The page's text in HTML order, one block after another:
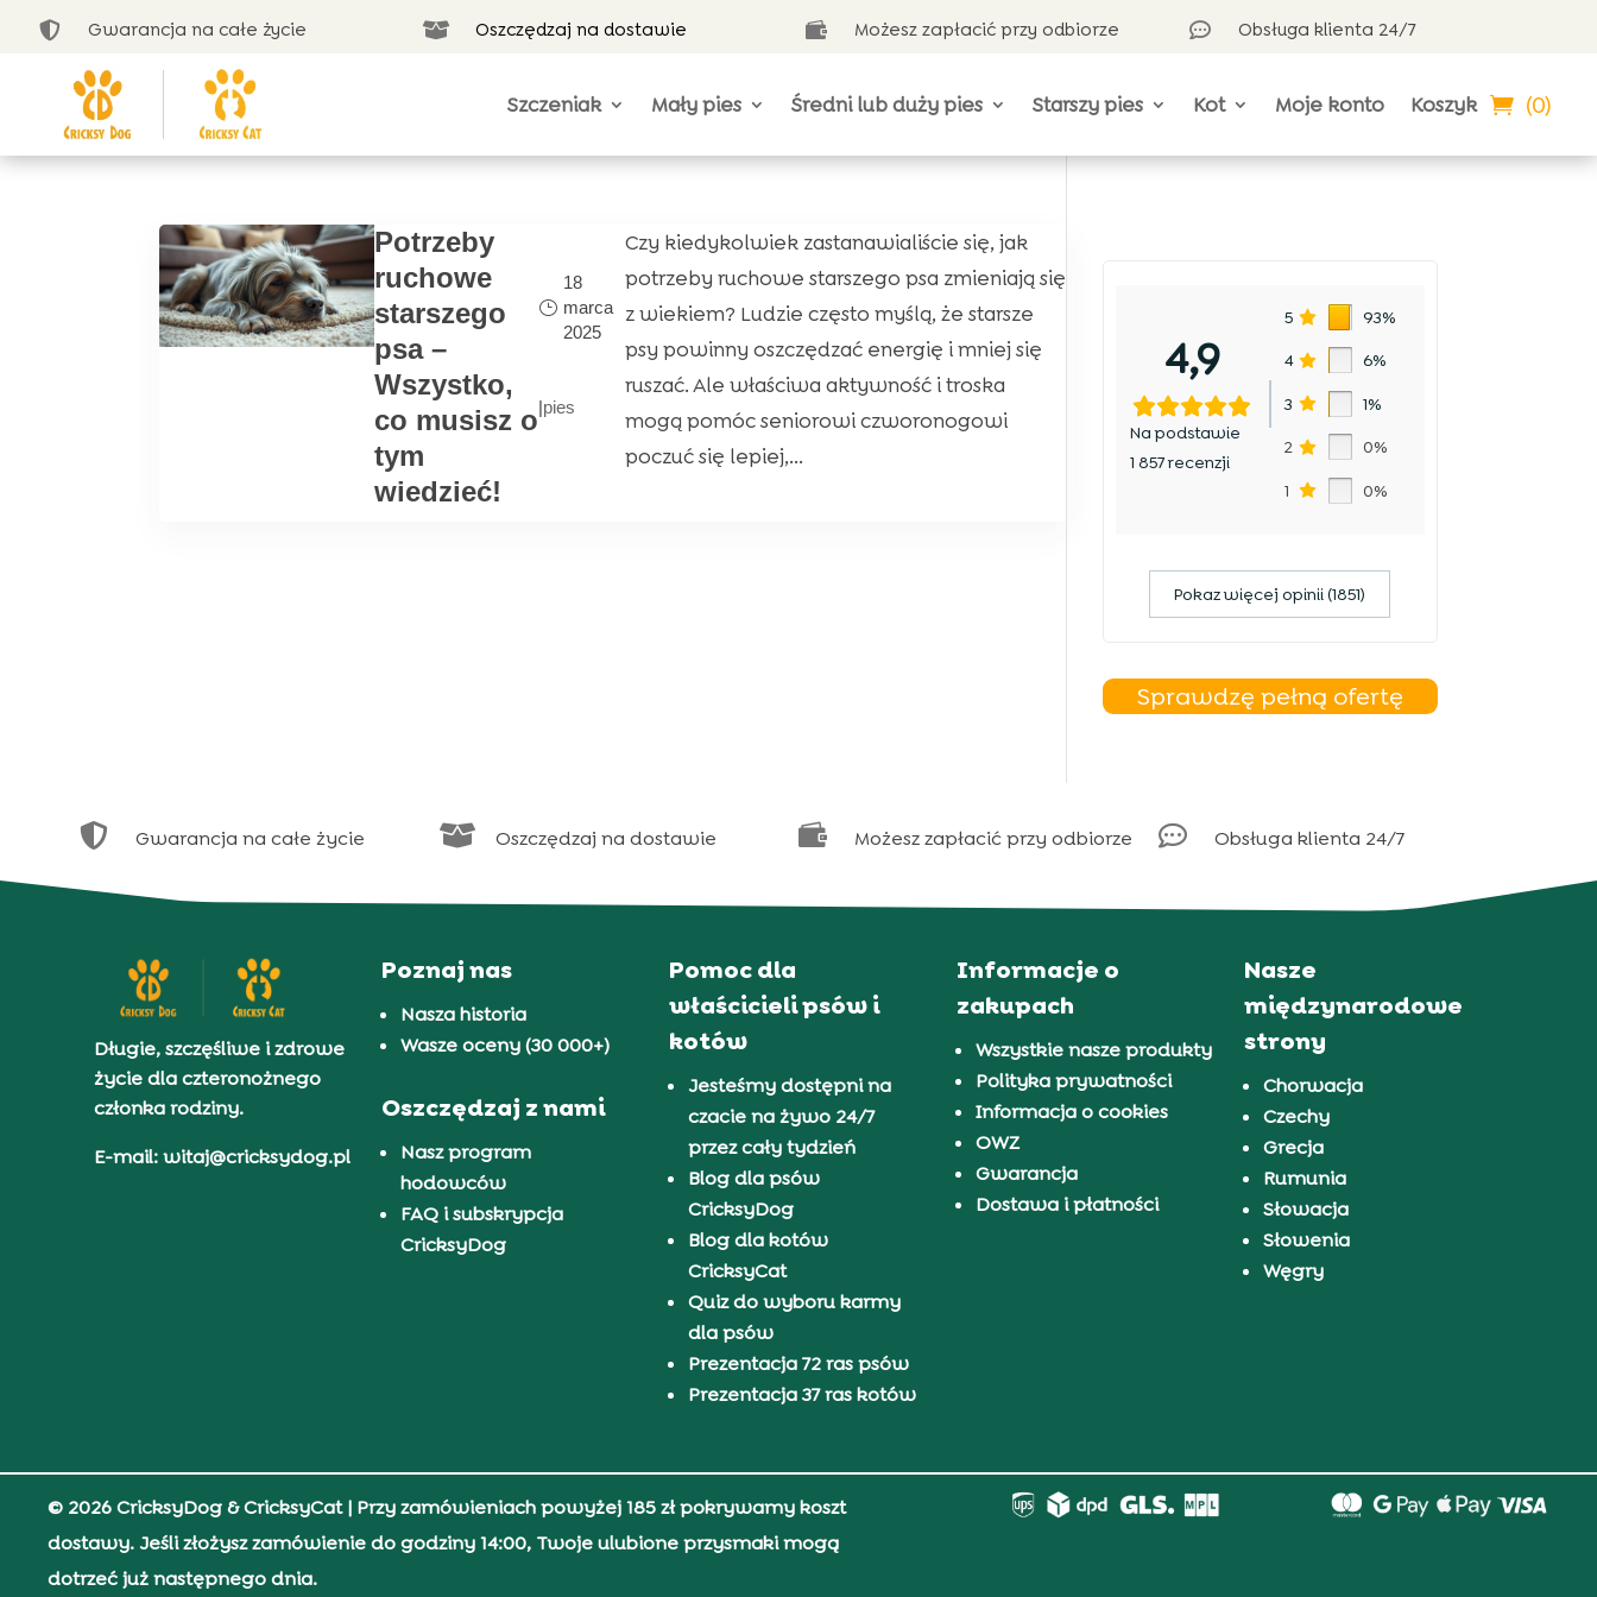
 Gwarancja na całe życie  Oszczędzaj na dostawie  Możesz zapłacić przy odbiorze  Obsługa klienta 24/7
Szczeniak Mały pies Średni lub duży pies Starszy pies Kot Moje konto Koszyk (0)
Potrzeby
ruchowe
starszego
psa –
Wszystko,
co musisz o
tym
wiedzieć!
18
marca
2025
|pies
Czy kiedykolwiek zastanawialiście się, jak
potrzeby ruchowe starszego psa zmieniają się
z wiekiem? Ludzie często myślą, że starsze
psy powinny oszczędzać energię i mniej się
ruszać. Ale właściwa aktywność i troska
mogą pomóc seniorowi czworonogowi
poczuć się lepiej,...
4,9
Na podstawie
1 857 recenzji
5 93%
4 6%
3 1%
2 0%
1 0%
Pokaz więcej opinii (1851)
Sprawdzę pełną ofertę
 Gwarancja na całe życie  Oszczędzaj na dostawie  Możesz zapłacić przy odbiorze  Obsługa klienta 24/7
Długie, szczęśliwe i zdrowe
życie dla czteronożnego
członka rodziny.
E-mail: witaj@cricksydog.pl
Poznaj nas
Nasza historia
Wasze oceny (30 000+)
Oszczędzaj z nami
Nasz program
hodowców
FAQ i subskrypcja
CricksyDog
Pomoc dla
właścicieli psów i
kotów
Jesteśmy dostępni na
czacie na żywo 24/7
przez cały tydzień
Blog dla psów
CricksyDog
Blog dla kotów
CricksyCat
Quiz do wyboru karmy
dla psów
Prezentacja 72 ras psów
Prezentacja 37 ras kotów
Informacje o
zakupach
Wszystkie nasze produkty
Polityka prywatności
Informacja o cookies
OWZ
Gwarancja
Dostawa i płatności
Nasze
międzynarodowe
strony
Chorwacja
Czechy
Grecja
Rumunia
Słowacja
Słowenia
Węgry
© 2026 CricksyDog & CricksyCat| Przy zamówieniach powyżej 185 zł pokrywamy koszt
dostawy. Jeśli złożysz zamówienie do godziny 14:00, Twoje ulubione przysmaki mogą
dotrzeć już następnego dnia.